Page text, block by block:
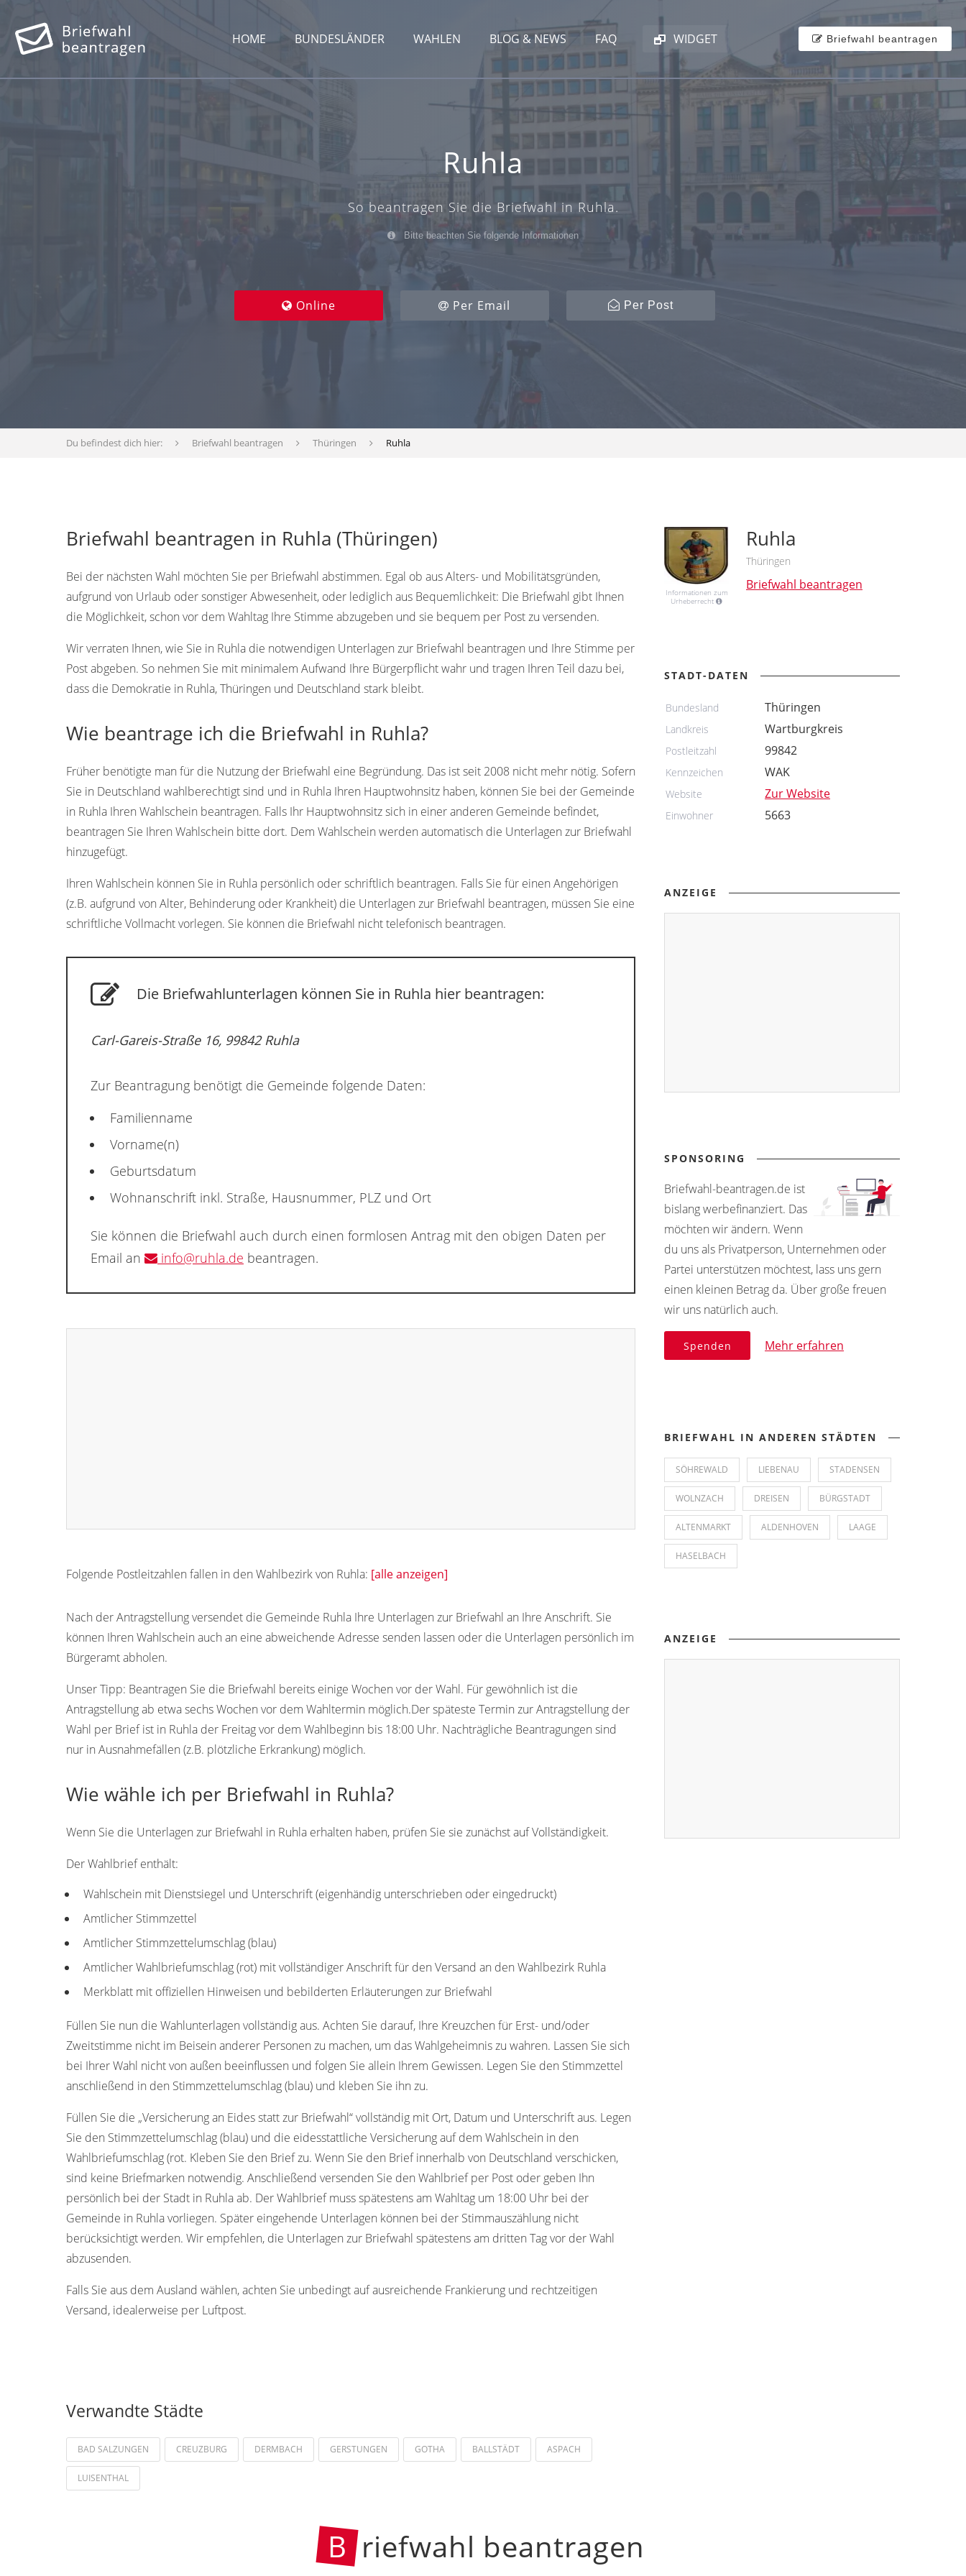
HOME BUNDESLÄNDER WAHLEN BLOG & NEWS FAQ WIDGET Briefwahl beantragen
Ruhla
So beantragen Sie die Briefwahl in Ruhla.
Bitte beachten Sie folgende Informationen
Online Per Email Per Post
Du befindest dich hier: Briefwahl beantragen Thüringen Ruhla
Briefwahl beantragen in Ruhla (Thüringen)
Bei der nächsten Wahl möchten Sie per Briefwahl abstimmen. Egal ob aus Alters- und Mobilitätsgründen,
aufgrund von Urlaub oder sonstiger Abwesenheit, oder lediglich aus Bequemlichkeit: Die Briefwahl gibt Ihnen
die Möglichkeit, schon vor dem Wahltag Ihre Stimme abzugeben und sie bequem per Post zu versenden.
Wir verraten Ihnen, wie Sie in Ruhla die notwendigen Unterlagen zur Briefwahl beantragen und Ihre Stimme per
Post abgeben. So nehmen Sie mit minimalem Aufwand Ihre Bürgerpflicht wahr und tragen Ihren Teil dazu bei,
dass die Demokratie in Ruhla, Thüringen und Deutschland stark bleibt.
Wie beantrage ich die Briefwahl in Ruhla?
Früher benötigte man für die Nutzung der Briefwahl eine Begründung. Das ist seit 2008 nicht mehr nötig. Sofern
Sie in Deutschland wahlberechtigt sind und in Ruhla Ihren Hauptwohnsitz haben, können Sie bei der Gemeinde
in Ruhla Ihren Wahlschein beantragen. Falls Ihr Hauptwohnsitz sich in einer anderen Gemeinde befindet,
beantragen Sie Ihren Wahlschein bitte dort. Dem Wahlschein werden automatisch die Unterlagen zur Briefwahl
hinzugefügt.
Ihren Wahlschein können Sie in Ruhla persönlich oder schriftlich beantragen. Falls Sie für einen Angehörigen
(z.B. aufgrund von Alter, Behinderung oder Krankheit) die Unterlagen zur Briefwahl beantragen, müssen Sie eine
schriftliche Vollmacht vorlegen. Sie können die Briefwahl nicht telefonisch beantragen.
Die Briefwahlunterlagen können Sie in Ruhla hier beantragen:
Carl-Gareis-Straße 16, 99842 Ruhla
Zur Beantragung benötigt die Gemeinde folgende Daten:
Familienname
Vorname(n)
Geburtsdatum
Wohnanschrift inkl. Straße, Hausnummer, PLZ und Ort
Sie können die Briefwahl auch durch einen formlosen Antrag mit den obigen Daten per
Email an
info@ruhla.de beantragen.
Folgende Postleitzahlen fallen in den Wahlbezirk von Ruhla: [alle anzeigen]
Nach der Antragstellung versendet die Gemeinde Ruhla Ihre Unterlagen zur Briefwahl an Ihre Anschrift. Sie
können Ihren Wahlschein auch an eine abweichende Adresse senden lassen oder die Unterlagen persönlich im
Bürgeramt abholen.
Unser Tipp: Beantragen Sie die Briefwahl bereits einige Wochen vor der Wahl. Für gewöhnlich ist die
Antragstellung ab etwa sechs Wochen vor dem Wahltermin möglich.Der späteste Termin zur Antragstellung der
Wahl per Brief ist in Ruhla der Freitag vor dem Wahlbeginn bis 18:00 Uhr. Nachträgliche Beantragungen sind
nur in Ausnahmefällen (z.B. plötzliche Erkrankung) möglich.
Wie wähle ich per Briefwahl in Ruhla?
Wenn Sie die Unterlagen zur Briefwahl in Ruhla erhalten haben, prüfen Sie sie zunächst auf Vollständigkeit.
Der Wahlbrief enthält:
Wahlschein mit Dienstsiegel und Unterschrift (eigenhändig unterschrieben oder eingedruckt)
Amtlicher Stimmzettel
Amtlicher Stimmzettelumschlag (blau)
Amtlicher Wahlbriefumschlag (rot) mit vollständiger Anschrift für den Versand an den Wahlbezirk Ruhla
Merkblatt mit offiziellen Hinweisen und bebilderten Erläuterungen zur Briefwahl
Füllen Sie nun die Wahlunterlagen vollständig aus. Achten Sie darauf, Ihre Kreuzchen für Erst- und/oder
Zweitstimme nicht im Beisein anderer Personen zu machen, um das Wahlgeheimnis zu wahren. Lassen Sie sich
bei Ihrer Wahl nicht von außen beeinflussen und folgen Sie allein Ihrem Gewissen. Legen Sie den Stimmzettel
anschließend in den Stimmzettelumschlag (blau) und kleben Sie ihn zu.
Füllen Sie die „Versicherung an Eides statt zur Briefwahl“ vollständig mit Ort, Datum und Unterschrift aus. Legen
Sie den Stimmzettelumschlag (blau) und die eidesstattliche Versicherung auf dem Wahlschein in den
Wahlbriefumschlag (rot. Kleben Sie den Brief zu. Wenn Sie den Brief innerhalb von Deutschland verschicken,
sind keine Briefmarken notwendig. Anschließend versenden Sie den Wahlbrief per Post oder geben Ihn
persönlich bei der Stadt in Ruhla ab. Der Wahlbrief muss spätestens am Wahltag um 18:00 Uhr bei der
Gemeinde in Ruhla vorliegen. Später eingehende Unterlagen können bei der Stimmauszählung nicht
berücksichtigt werden. Wir empfehlen, die Unterlagen zur Briefwahl spätestens am dritten Tag vor der Wahl
abzusenden.
Falls Sie aus dem Ausland wählen, achten Sie unbedingt auf ausreichende Frankierung und rechtzeitigen
Versand, idealerweise per Luftpost.
Verwandte Städte
BAD SALZUNGEN CREUZBURG DERMBACH GERSTUNGEN GOTHA BALLSTÄDT ASPACH
LUISENTHAL
Informationen zum
Urheberrecht
Ruhla
Thüringen
Briefwahl beantragen
STADT-DATEN
Bundesland Thüringen
Landkreis Wartburgkreis
Postleitzahl 99842
Kennzeichen WAK
Website Zur Website
Einwohner 5663
ANZEIGE
SPONSORING
Briefwahl-beantragen.de ist
bislang werbefinanziert. Das
möchten wir ändern. Wenn
du uns als Privatperson, Unternehmen oder
Partei unterstützen möchtest, lass uns gern
einen kleinen Betrag da. Über große freuen
wir uns natürlich auch.
Spenden Mehr erfahren
BRIEFWAHL IN ANDEREN STÄDTEN
SÖHREWALD LIEBENAU STADENSEN
WOLNZACH DREISEN BÜRGSTADT
ALTENMARKT ALDENHOVEN LAAGE
HASELBACH
ANZEIGE
B riefwahl beantragen